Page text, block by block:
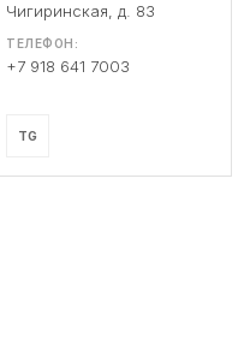
Чигиринская, д. 83
ТЕЛЕФОН:
+7 918 641 7003
TG